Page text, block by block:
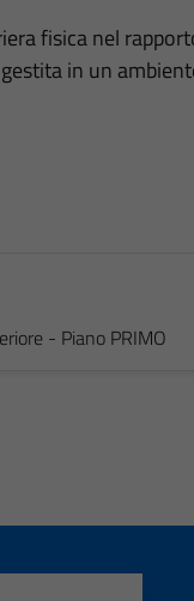
fisica nel
in un
- Piano PRIMO